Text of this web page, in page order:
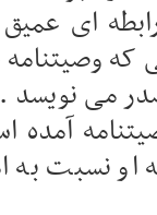
ای
که
می نویسد .
آمده
او نسبت